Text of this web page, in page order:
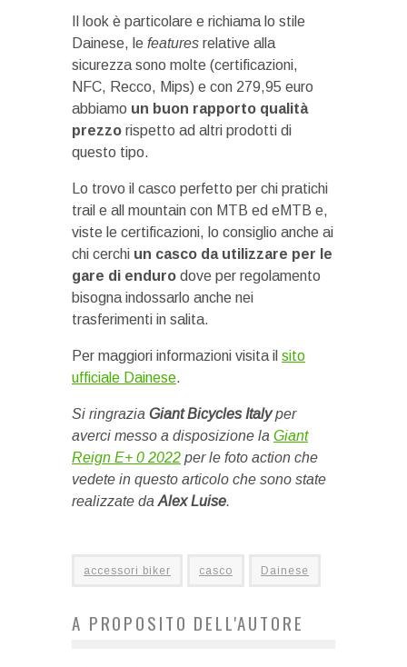
Il look è particolare e richiama lo stile
Dainese, le features relative alla
sicurezza sono molte (certificazioni,
NFC, Recco, Mips) e con 279,95 euro
abbiamo un buon rapporto qualità
prezzo rispetto ad altri prodotti di
questo tipo.
Lo trovo il casco perfetto per chi pratichi
trail e all mountain con MTB ed eMTB e,
viste le certificazioni, lo consiglio anche ai
chi cerchi un casco da utilizzare per le
gare di enduro dove per regolamento
bisogna indossarlo anche nei
trasferimenti in salita.
Per maggiori informazioni visita il sito
ufficiale Dainese.
Si ringrazia Giant Bicycles Italyper
averci messo a disposizione la Giant
Reign E+ 0 2022 per le foto action che
vedete in questo articolo che sono state
realizzate daAlex Luise.
accessori biker casco Dainese
A PROPOSITO DELL'AUTORE